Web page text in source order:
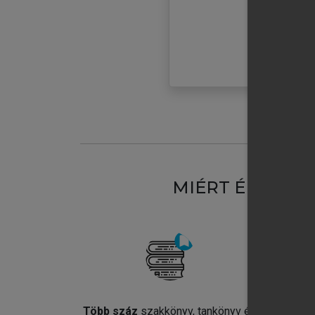
MIÉRT
Több száz szakkönyv, tankönyv és